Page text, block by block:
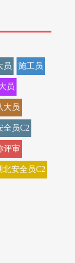
员 施工员
员
大员
全员C2
评审
北安全员C2